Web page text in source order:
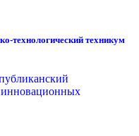
техникум